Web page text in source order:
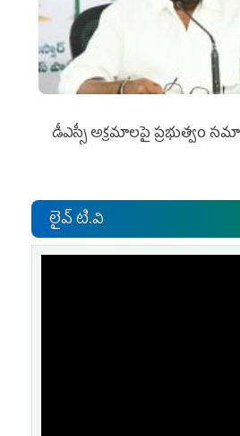
డీఎస్సీ అక్రమాలపై ప్రభుత్వం
లైవ్ టి.వి